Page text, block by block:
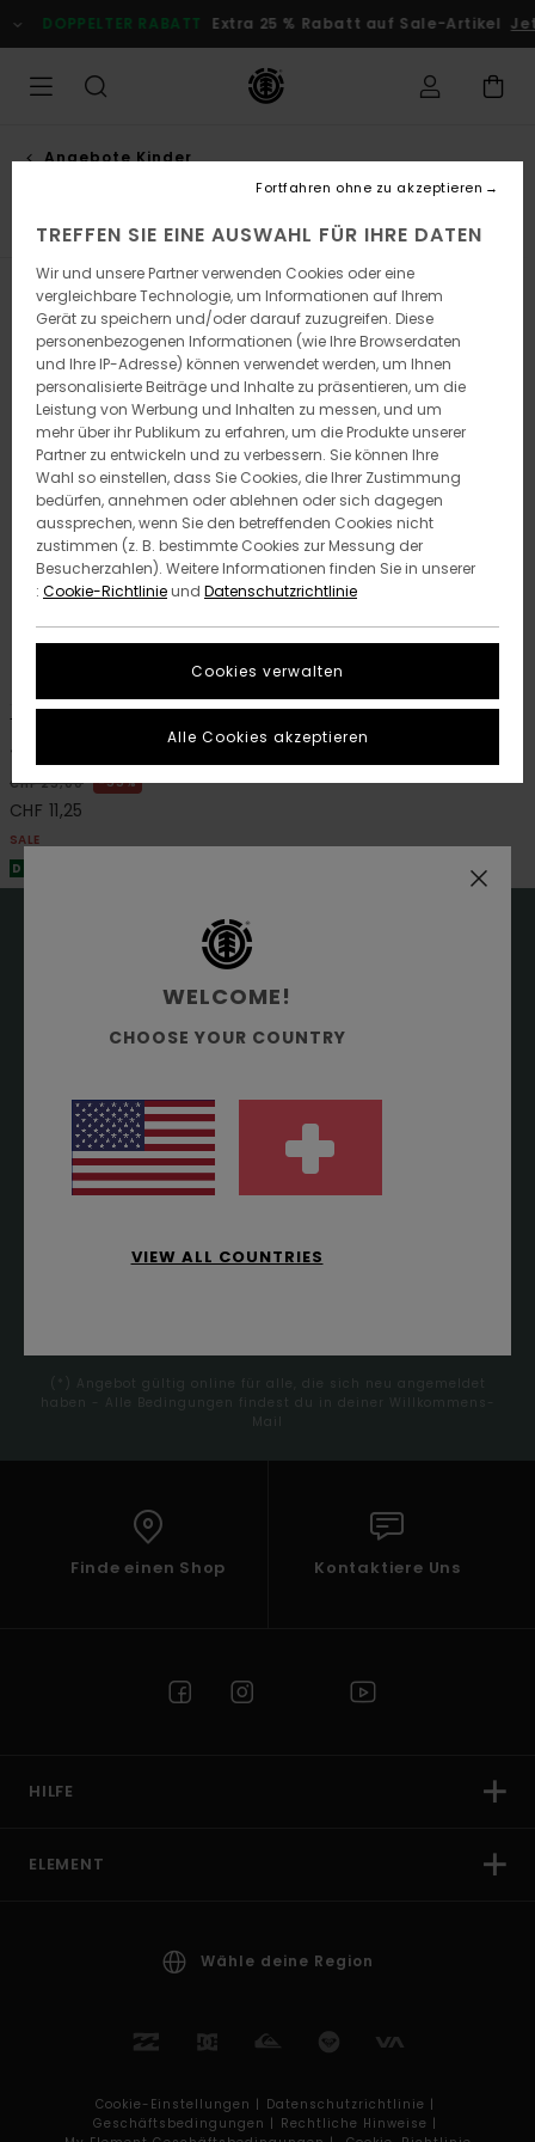
zur
Produkt
springen
DOPPELTER RABATT Extra 25 % Rabatt auf Sale-Artikel
Angebote Kinder
Filtern & Sortieren 1Ergebniss
Direkt
Filterkriterien
springen
Überspringen
filtern
nach
Timber
Jungen Schwarz Clipback-Cap
CHF 25,00 55%
CHF 11,25
SALE
DOPPELTER RABATT EXTRA 25 %
15% RABATT AUF DEINE
ONLINE*
Melde dich an, um immer die neuesten News und
exklusive Angebote zu erhalten.
(*) Angebot gültig online für alle, die sich neu angemeldet
haben - Alle Bedingungen findest du in deiner Willkommens-
Mail
Finde einen Shop Kontaktiere Uns
HILFE
ELEMENT
Wähle deine Region
Cookie-Einstellungen | Datenschutzrichtlinie |
Geschäftsbedingungen | Rechtliche Hinweise |
WELCOME!
CHOOSE YOUR COUNTRY
VIEW ALL COUNTRIES
TREFFEN SIE EINE AUSWAHL FÜR IHRE DATEN
Wir und unsere Partner verwenden Cookies oder eine
vergleichbare Technologie, um Informationen auf Ihrem
Gerät zu speichern und/oder darauf zuzugreifen. Diese
personenbezogenen Informationen (wie Ihre Browserdaten
und Ihre IP-Adresse) können verwendet werden, um Ihnen
personalisierte Beiträge und Inhalte zu präsentieren, um die
Leistung von Werbung und Inhalten zu messen, und um
mehr über ihr Publikum zu erfahren, um die Produkte unserer
Partner zu entwickeln und zu verbessern. Sie können Ihre
Wahl so einstellen, dass Sie Cookies, die Ihrer Zustimmung
bedürfen, annehmen oder ablehnen oder sich dagegen
aussprechen, wenn Sie den betreffenden Cookies nicht
zustimmen (z. B. bestimmte Cookies zur Messung der
Besucherzahlen). Weitere Informationen finden Sie in unserer
: Cookie-Richtlinieund Datenschutzrichtlinie
Cookies verwalten
Fortfahren ohne zu akzeptieren
Alle Cookies akzeptieren